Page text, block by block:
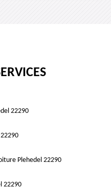
22290
Plehedel 22290
22290